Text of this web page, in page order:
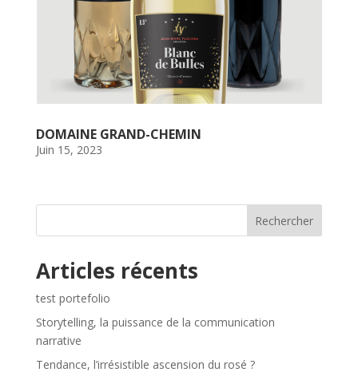
DOMAINE GRAND-CHEMIN
Juin 15, 2023
Rechercher
Articles récents
test portefolio
Storytelling, la puissance de la communication
narrative
Tendance, l’irrésistible ascension du rosé ?